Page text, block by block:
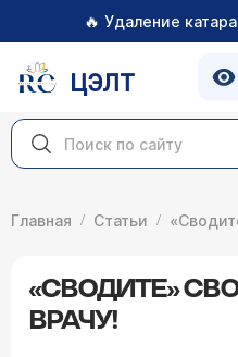
🔥 Удаление
ЦЭЛТ
Главная Статьи
«СВОДИТЕ»
ВРАЧУ!